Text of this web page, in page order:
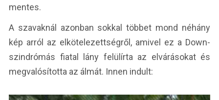
mentes.
A szavaknál azonban sokkal többet mond néhány
kép arról az elkötelezettségről, amivel ez a Down-
szindrómás fiatal lány felülírta az elvárásokat és
megvalósította az álmát. Innen indult: